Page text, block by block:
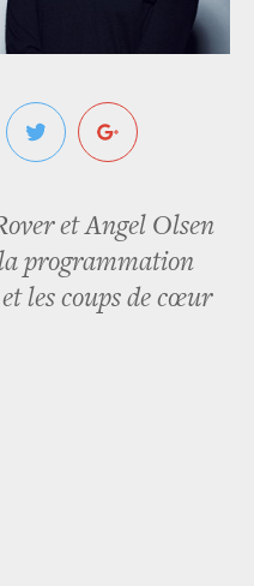
et Angel Olsen
programmation
les coups de cœur